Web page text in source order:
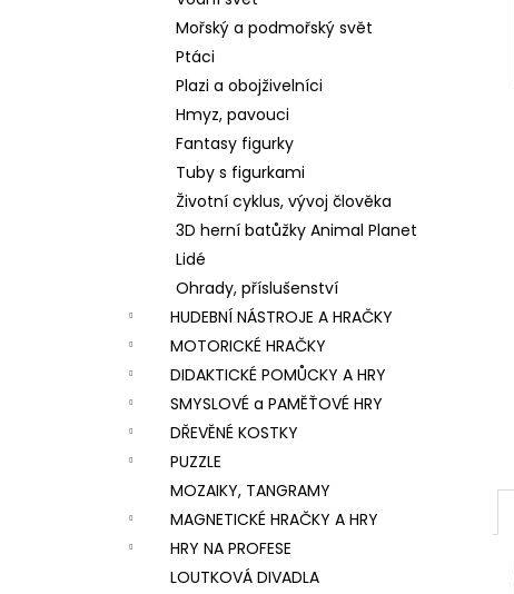
Mořský a podmořský svět
Ptáci
Plazi a obojživelníci
Hmyz, pavouci
Fantasy figurky
Tuby s figurkami
Životní cyklus, vývoj člověka
3D herní batůžky Animal Planet
Lidé
Ohrady, příslušenství
HUDEBNÍ NÁSTROJE A HRAČKY
MOTORICKÉ HRAČKY
DIDAKTICKÉ POMŮCKY A HRY
SMYSLOVÉ a PAMĚŤOVÉ HRY
DŘEVĚNÉ KOSTKY
PUZZLE
MOZAIKY, TANGRAMY
MAGNETICKÉ HRAČKY A HRY
HRY NA PROFESE
LOUTKOVÁ DIVADLA
606 Kč